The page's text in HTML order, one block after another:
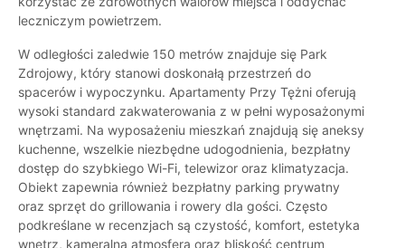
leczniczym powietrzem.
W odległości zaledwie 150 metrów znajduje się Park
Zdrojowy, który stanowi doskonałą przestrzeń do
spacerów i wypoczynku. Apartamenty Przy Tężni oferują
wysoki standard zakwaterowania z w pełni wyposażonymi
wnętrzami. Na wyposażeniu mieszkań znajdują się aneksy
kuchenne, wszelkie niezbędne udogodnienia, bezpłatny
dostęp do szybkiego Wi-Fi, telewizor oraz klimatyzacja.
Obiekt zapewnia również bezpłatny parking prywatny
oraz sprzęt do grillowania i rowery dla gości. Często
podkreślane w recenzjach są czystość, komfort, estetyka
wnętrz, kameralna atmosfera oraz bliskość centrum